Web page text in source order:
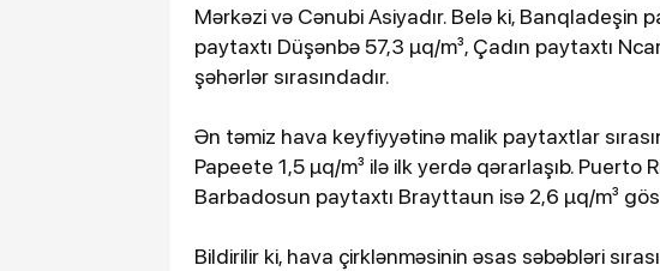
Mərkəzi və Cənubi Asiyadır. Belə ki, Banqladeşin
paytaxtı Düşənbə 57,3 µq/m³, Çadın paytaxtı
şəhərlər sırasındadır.
Ən təmiz hava keyfiyyətinə malik paytaxtlar
Papeete 1,5 µq/m³ ilə ilk yerdə qərarlaşıb. Puerto
Barbadosun paytaxtı Brayttaun isə 2,6 µq/m³
Bildirilir ki, hava çirklənməsinin əsas səbəbləri